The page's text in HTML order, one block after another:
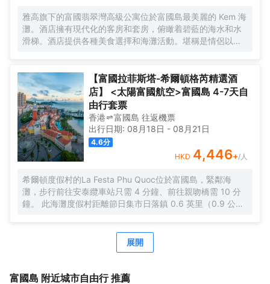
雅高旗下的富國翡翠灣高級公寓位於富國島最美麗的 Kem 海
灘。酒店擁有現代化的客房和套房，俯瞰着碧藍的海水和水
滑梯。酒店提供各種美食選擇和海灘活動。堪稱是情侶以及
【富國拉菲斯塔-希爾頓格芮精選酒
店】 <太陽富國航空>富國島 4-7天自
由行套票
香港 富國島 往返機票
出行日期: 08月18日 - 08月21日
4.6分
HKD 4,446+/人
希爾頓度假村的La Festa Phu Quoc位於富國島，緊鄰海
灘，步行前往安泰纜車站只需 4 分鐘、前往親吻橋需 10 分
鐘。 此海灘度假村距離節日集市日落鎮 0.6 英里（0.9 公
展開
富國島 附近城市自由行 推薦